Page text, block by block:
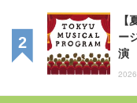
【
ー
演